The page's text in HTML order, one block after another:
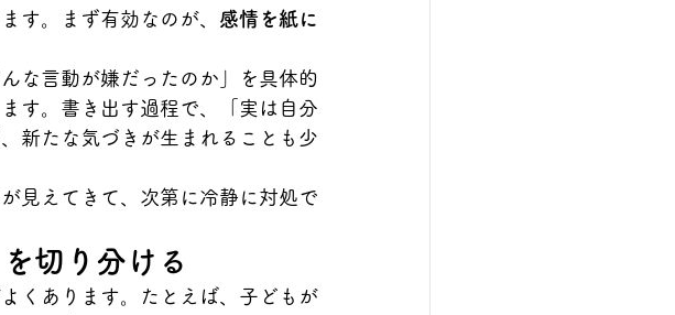
す。まず有効なのが、 感情を紙に
な言動が嫌だったのか」を具体的
す。書き出す過程で、「実は自分
新たな気づきが生まれることも少
見えてきて、次第に冷静に対処で
切り分ける
くあります。たとえば、子どもが